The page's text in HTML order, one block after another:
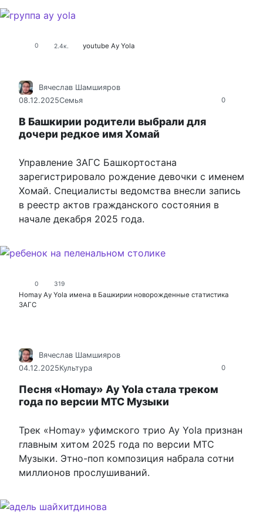
0 2.4к. youtube Аy Yola
0
Вячеслав Шамшияров
08.12.2025Семья
В Башкирии родители выбрали для
дочери редкое имя Хомай
Управление ЗАГС Башкортостана
зарегистрировало рождение девочки с именем
Хомай. Специалисты ведомства внесли запись
в реестр актов гражданского состояния в
начале декабря 2025 года.
0 319
Homay Аy Yola имена в Башкирии новорожденные статистика
ЗАГС
0
Вячеслав Шамшияров
04.12.2025Культура
Песня «Homay» Ay Yola стала треком
года по версии МТС Музыки
Трек «Homay» уфимского трио Ay Yola признан
главным хитом 2025 года по версии МТС
Музыки. Этно-поп композиция набрала сотни
миллионов прослушиваний.